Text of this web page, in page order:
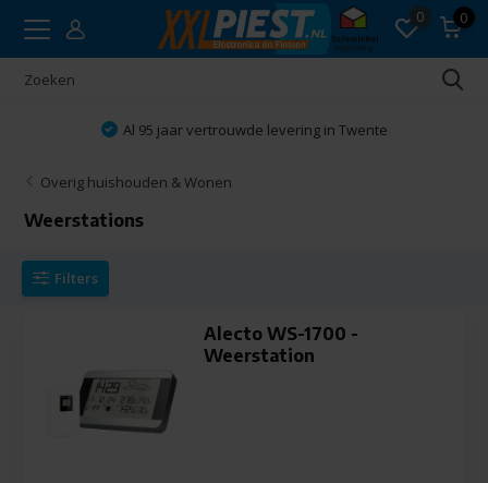
0 0
Al 95 jaar vertrouwde levering in Twente
Overig huishouden & Wonen
Weerstations
Filters
Alecto WS-1700 -
Weerstation